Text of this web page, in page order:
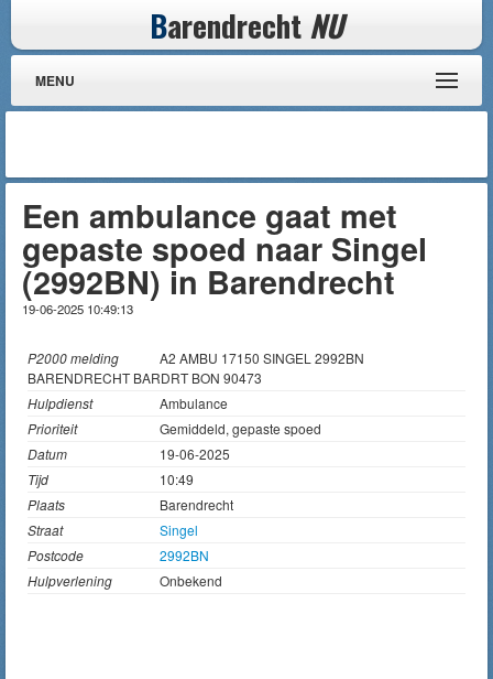
Barendrecht NU
MENU
Een ambulance gaat met
gepaste spoed naar Singel
(2992BN) in Barendrecht
19-06-2025 10:49:13
P2000 melding
A2 AMBU 17150 SINGEL 2992BN
BARENDRECHT BARDRT BON 90473
Hulpdienst
Ambulance
Prioriteit
Gemiddeld, gepaste spoed
Datum
19-06-2025
Tijd
10:49
Plaats
Barendrecht
Straat
Singel
Postcode
2992BN
Hulpverlening
Onbekend